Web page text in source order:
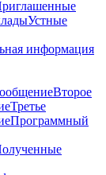
Устные
информация
Второе
Третье
Программный